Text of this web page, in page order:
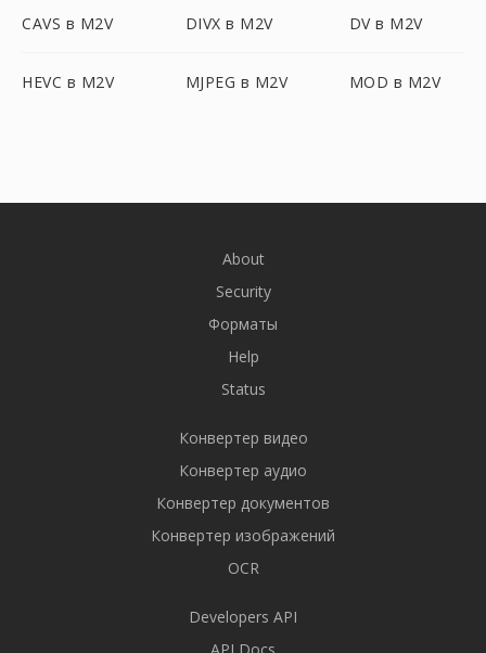
CAVS в M2V DIVX в M2V DV в M2V
HEVC в M2V MJPEG в M2V MOD в M2V
About
Security
Форматы
Help
Status
Конвертер видео
Конвертер аудио
Конвертер документов
Конвертер изображений
OCR
Developers API